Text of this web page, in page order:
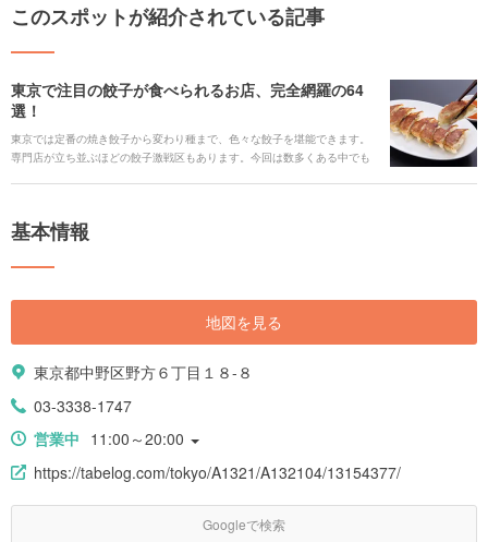
このスポットが紹介されている記事
東京で注目の餃子が食べられるお店、完全網羅の64
選！
東京では定番の焼き餃子から変わり種まで、色々な餃子を堪能できます。
専門店が立ち並ぶほどの餃子激戦区もあります。今回は数多くある中でも
基本情報
地図を見る
東京都中野区野方６丁目１８-８
03-3338-1747
営業中 11:00～20:00
https://tabelog.com/tokyo/A1321/A132104/13154377/
Googleで検索